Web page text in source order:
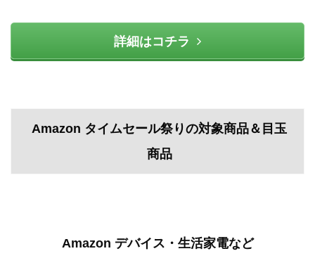
詳細はコチラ
Amazon タイムセール祭りの対象商品＆目玉
商品
Amazon デバイス・生活家電など